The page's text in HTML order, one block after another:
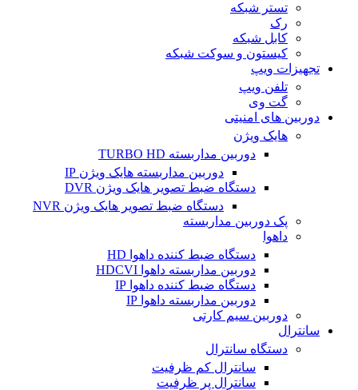
تستر شبکه
رک
کابل شبکه
کیستون و سوکت شبکه
تجهیزات ویپ
تلفن ویپ
گت وی
دوربین های امنیتی
هایک ویژن
دوربین مداربسته TURBO HD
دوربین مداربسته هایک ویژن IP
دستگاه ضبط تصویر هایک ویژن DVR
دستگاه ضبط تصویر هایک ویژن NVR
پک دوربین مداربسته
داهوا
دستگاه ضبط کننده داهوا HD
دوربین مداربسته داهوا HDCVI
دستگاه ضبط کننده داهوا IP
دوربین مداربسته داهوا IP
دوربین سیم کارتی
سانترال
دستگاه سانترال
سانترال کم ظرفیت
سانترال پر ظرفیت